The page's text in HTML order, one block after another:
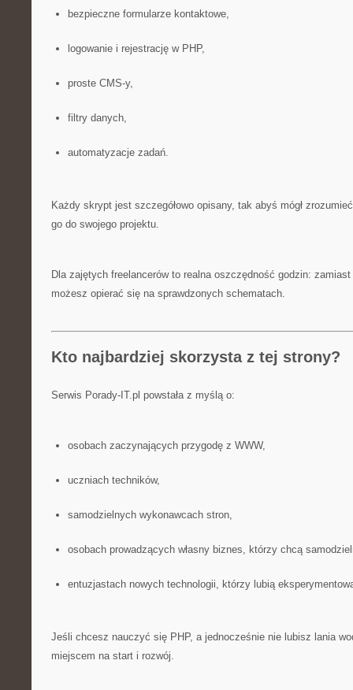
bezpieczne formularze kontaktowe,
logowanie i rejestrację w PHP,
proste CMS-y,
filtry danych,
automatyzacje zadań.
Każdy skrypt jest szczegółowo opisany, tak abyś mógł
go do swojego projektu.
Dla zajętych freelancerów to realna oszczędność godzin:
możesz opierać się na sprawdzonych schematach.
Kto najbardziej skorzysta z tej strony?
Serwis Porady-IT.pl powstała z myślą o:
osobach zaczynających przygodę z WWW,
uczniach techników,
samodzielnych wykonawcach stron,
osobach prowadzących własny biznes, którzy chcą
entuzjastach nowych technologii, którzy lubią
Jeśli chcesz nauczyć się PHP, a jednocześnie nie lubisz lania
miejscem na start i rozwój.